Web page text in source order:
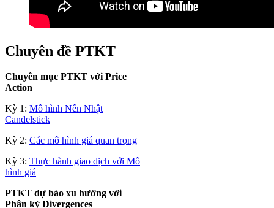
Chuyên đề PTKT
Chuyên mục PTKT với Price
Action
Kỳ 1: Mô hình Nến Nhật
Candelstick
Kỳ 2: Các mô hình giá quan trọng
Kỳ 3: Thực hành giao dịch với Mô
hình giá
PTKT dự báo xu hướng với
Phân kỳ Divergences